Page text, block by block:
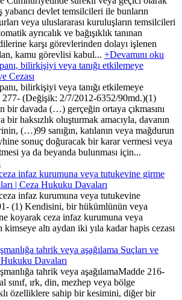
devlet temsilcileri ile bunların
veya uluslararası kuruluşların temsilcileri
ayrıcalık ve bağışıklık tanınan
karşı görevlerinden dolayı işlenen
kamu görevlisi kabul... +Devamını oku
bilirkişiyi veya tanığı etkilemeye
Cezası
bilirkişiyi veya tanığı etkilemeye
277- (Değişik: 2/7/2012-6352/90md.)(1)
bir davada (…) gerçeğin ortaya çıkmasını
bir haksızlık oluşturmak amacıyla, davanın
(…)99 sanığın, katılanın veya mağdurun
sonuç doğuracak bir karar vermesi veya
ya da beyanda bulunması için...
infaz kurumuna veya tutukevine girme
| Ceza Hukuku Davaları
infaz kurumuna veya tutukevine
(1) Kendisini, bir hükümlünün veya
koyarak ceza infaz kurumuna veya
altı aydan iki yıla kadar hapis cezası
tahrik veya aşağılama Suçları ve
Davaları
tahrik veya aşağılamaMadde 216-
sınıf, ırk, din, mezhep veya bölge
özelliklere sahip bir kesimini, diğer bir